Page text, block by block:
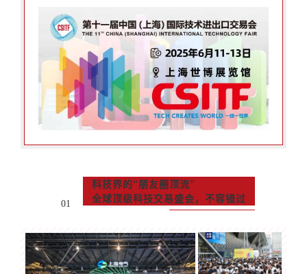
01
科技界的“朋友圈顶流”
全球顶级科技交易盛会，不容错过